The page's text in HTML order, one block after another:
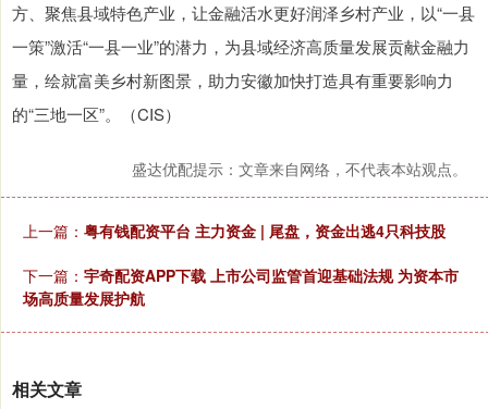
方、聚焦县域特色产业，让金融活水更好润泽乡村产业，以“一县
一策”激活“一县一业”的潜力，为县域经济高质量发展贡献金融力
量，绘就富美乡村新图景，助力安徽加快打造具有重要影响力
的“三地一区”。（CIS）
盛达优配提示：文章来自网络，不代表本站观点。
上一篇： 粤有钱配资平台 主力资金 | 尾盘，资金出逃4只科技股
下一篇： 宇奇配资APP下载 上市公司监管首迎基础法规 为资本市
场高质量发展护航
相关文章